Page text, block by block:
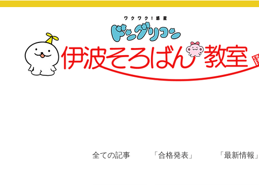
全ての記事 「合格発表」 「最新情報」